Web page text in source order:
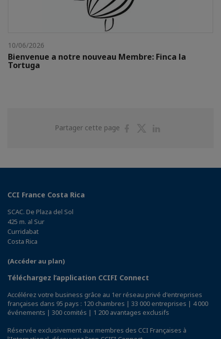
10/06/2026
Bienvenue a notre nouveau Membre: Finca la
Tortuga
Partager cette page
PartagerPartager
CCI France Costa Rica
SCAC. De Plaza del Sol
425 m. al Sur
Curridabat
Costa Rica
(Accéder au plan)
Téléchargez l’application CCIFI Connect
Accélérez votre business grâce au 1er réseau privé d'entreprises
françaises dans 95 pays : 120 chambres | 33 000 entreprises | 4 000
événements | 300 comités | 1 200 avantages exclusifs
Réservée exclusivement aux membres des CCI Françaises à